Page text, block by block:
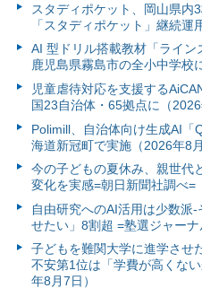
スタディポケット、岡山県内
「スタディポケット」継続運
AI 型ドリル搭載教材「ライン
鹿児島県霧島市の全小中学校
児童虐待対応を支援する
国23自治体・65拠点に（2026
Polimill、自治体向け生成AI「
海道新冠町で実施（2026年8月
今の子どもの夏休み、親世代
変化を実感=朝日新聞社調べ=
自由研究へのAI活用は少数派
せたい」8割超 =塾選ジャーナ
子どもを難関大学に進学させ
不安第1位は「学費が高くな
年8月7日）